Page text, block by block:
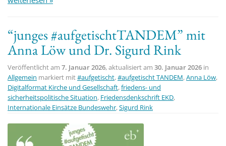
“junges #aufgetischtTANDEM” mit
Anna Löw und Dr. Sigurd Rink
Veröffentlicht am 7. Januar 2026, aktualisiert am 30. Januar 2026 in
Allgemein markiert mit#aufgetischt,#aufgetischt TANDEM,Anna Löw,
Digitalformat Kirche und Gesellschaft,friedens- und
sicherheitspolitische Situation, Friedensdenkschrift EKD,
Internationale Einsätze Bundeswehr,Sigurd Rink